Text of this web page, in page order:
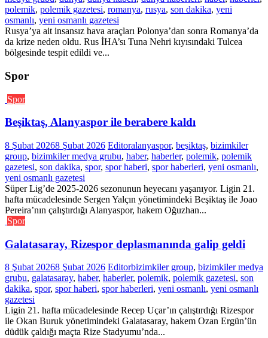
polemik, polemik gazetesi, romanya, rusya, son dakika, yeni
osmanlı, yeni osmanlı gazetesi
Rusya’ya ait insansız hava araçları Polonya’dan sonra Romanya’da
da krize neden oldu. Rus İHA’sı Tuna Nehri kıyısındaki Tulcea
bölgesinde tespit edildi ve...
Spor
Spor
Beşiktaş, Alanyaspor ile berabere kaldı
8 Şubat 20268 Şubat 2026 Editoralanyaspor, beşiktaş, bizimkiler
group, bizimkiler medya grubu, haber, haberler, polemik, polemik
gazetesi, son dakika, spor, spor haberi, spor haberleri, yeni osmanlı,
yeni osmanlı gazetesi
Süper Lig’de 2025-2026 sezonunun heyecanı yaşanıyor. Ligin 21.
hafta mücadelesinde Sergen Yalçın yönetimindeki Beşiktaş ile Joao
Pereira’nın çalıştırdığı Alanyaspor, hakem Oğuzhan...
Spor
Galatasaray, Rizespor deplasmanında galip geldi
8 Şubat 20268 Şubat 2026 Editorbizimkiler group, bizimkiler medya
grubu, galatasaray, haber, haberler, polemik, polemik gazetesi, son
dakika, spor, spor haberi, spor haberleri, yeni osmanlı, yeni osmanlı
gazetesi
Ligin 21. hafta mücadelesinde Recep Uçar’ın çalıştırdığı Rizespor
ile Okan Buruk yönetimindeki Galatasaray, hakem Ozan Ergün’ün
düdük çaldığı maçta Rize Stadyumu’nda...